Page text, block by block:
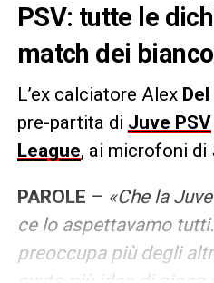
PSV: tutte le
match dei
L’ex calciatore Alex
pre-partita di Juve PSV
League, ai microfoni di
PAROLE – «Che la
ce lo aspettavamo
preoccupa più degli